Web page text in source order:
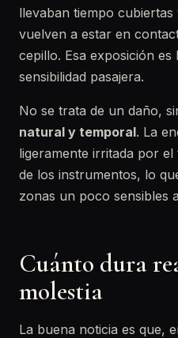
llevaban tiempo
vuelven a estar en
cepillo. Esa exposición
sensibilidad pasajera.
No se trata de un daño,
natural y temporal. La
ligeramente irritada por
de los instrumentos, lo
zonas un poco sensibles
Cuánto dura
molestia
La buena noticia es que,